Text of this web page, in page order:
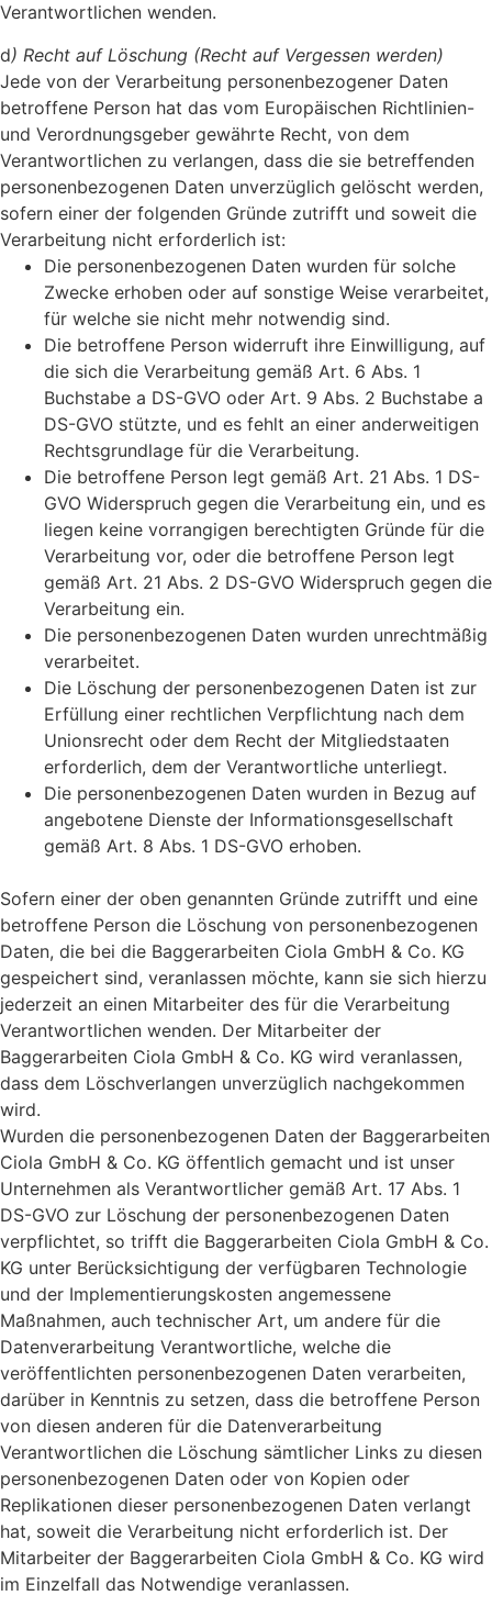
Verantwortlichen wenden.
d) Recht auf Löschung (Recht auf Vergessen werden)
Jede von der Verarbeitung personenbezogener Daten
betroffene Person hat das vom Europäischen Richtlinien-
und Verordnungsgeber gewährte Recht, von dem
Verantwortlichen zu verlangen, dass die sie betreffenden
personenbezogenen Daten unverzüglich gelöscht werden,
sofern einer der folgenden Gründe zutrifft und soweit die
Verarbeitung nicht erforderlich ist:
Die personenbezogenen Daten wurden für solche
Zwecke erhoben oder auf sonstige Weise verarbeitet,
für welche sie nicht mehr notwendig sind.
Die betroffene Person widerruft ihre Einwilligung, auf
die sich die Verarbeitung gemäß Art. 6 Abs. 1
Buchstabe a DS-GVO oder Art. 9 Abs. 2 Buchstabe a
DS-GVO stützte, und es fehlt an einer anderweitigen
Rechtsgrundlage für die Verarbeitung.
Die betroffene Person legt gemäß Art. 21 Abs. 1 DS-
GVO Widerspruch gegen die Verarbeitung ein, und es
liegen keine vorrangigen berechtigten Gründe für die
Verarbeitung vor, oder die betroffene Person legt
gemäß Art. 21 Abs. 2 DS-GVO Widerspruch gegen die
Verarbeitung ein.
Die personenbezogenen Daten wurden unrechtmäßig
verarbeitet.
Die Löschung der personenbezogenen Daten ist zur
Erfüllung einer rechtlichen Verpflichtung nach dem
Unionsrecht oder dem Recht der Mitgliedstaaten
erforderlich, dem der Verantwortliche unterliegt.
Die personenbezogenen Daten wurden in Bezug auf
angebotene Dienste der Informationsgesellschaft
gemäß Art. 8 Abs. 1 DS-GVO erhoben.
Sofern einer der oben genannten Gründe zutrifft und eine
betroffene Person die Löschung von personenbezogenen
Daten, die bei die Baggerarbeiten Ciola GmbH & Co. KG
gespeichert sind, veranlassen möchte, kann sie sich hierzu
jederzeit an einen Mitarbeiter des für die Verarbeitung
Verantwortlichen wenden. Der Mitarbeiter der
Baggerarbeiten Ciola GmbH & Co. KG wird veranlassen,
dass dem Löschverlangen unverzüglich nachgekommen
wird.
Wurden die personenbezogenen Daten der Baggerarbeiten
Ciola GmbH & Co. KG öffentlich gemacht und ist unser
Unternehmen als Verantwortlicher gemäß Art. 17 Abs. 1
DS-GVO zur Löschung der personenbezogenen Daten
verpflichtet, so trifft die Baggerarbeiten Ciola GmbH & Co.
KG unter Berücksichtigung der verfügbaren Technologie
und der Implementierungskosten angemessene
Maßnahmen, auch technischer Art, um andere für die
Datenverarbeitung Verantwortliche, welche die
veröffentlichten personenbezogenen Daten verarbeiten,
darüber in Kenntnis zu setzen, dass die betroffene Person
von diesen anderen für die Datenverarbeitung
Verantwortlichen die Löschung sämtlicher Links zu diesen
personenbezogenen Daten oder von Kopien oder
Replikationen dieser personenbezogenen Daten verlangt
hat, soweit die Verarbeitung nicht erforderlich ist. Der
Mitarbeiter der Baggerarbeiten Ciola GmbH & Co. KG wird
im Einzelfall das Notwendige veranlassen.